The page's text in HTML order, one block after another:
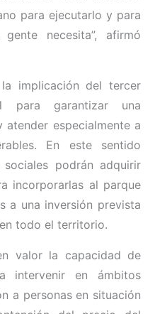
para ejecutarlo y para
necesita”, afirmó
implicación del tercer
para garantizar una
especialmente a
En este sentido
podrán adquirir
incorporarlas al parque
a una inversión prevista
todo el territorio.
valor la capacidad de
intervenir en ámbitos
a personas en situación